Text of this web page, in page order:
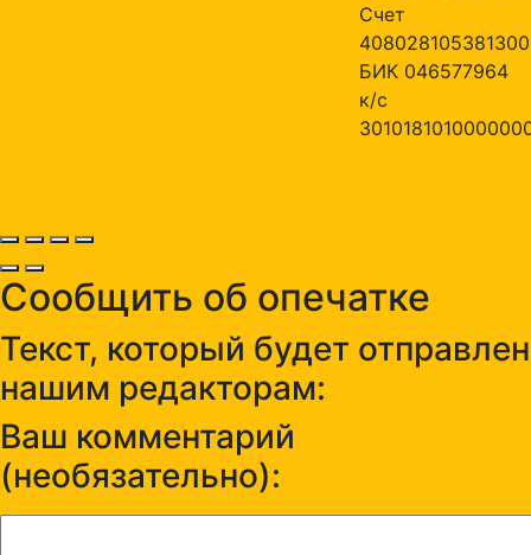
Счет
БИК 046577964
к/с
Сообщить об опечатке
Текст, который будет отправлен
нашим редакторам:
Ваш комментарий
(необязательно):